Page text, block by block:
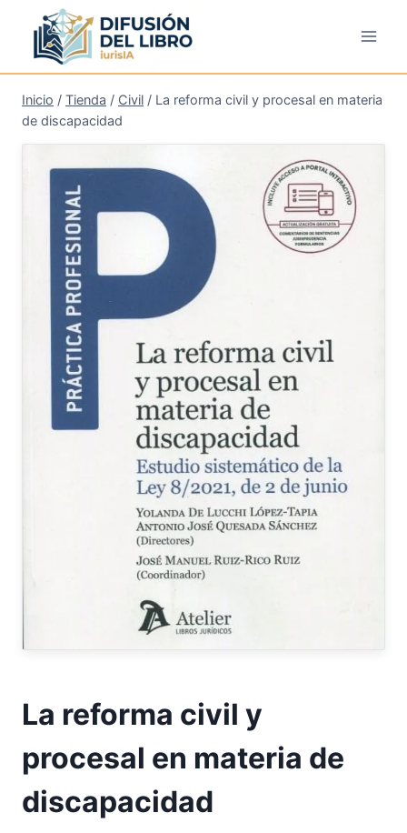
contenido
Inicio / Tienda / Civil / La reforma civil y procesal en materia
de discapacidad
¡Oferta!
La reforma civil y
procesal en materia de
discapacidad